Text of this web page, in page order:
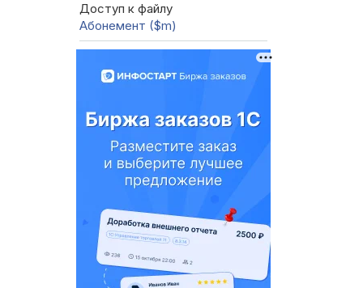
Доступ к файлу
Абонемент ($m)